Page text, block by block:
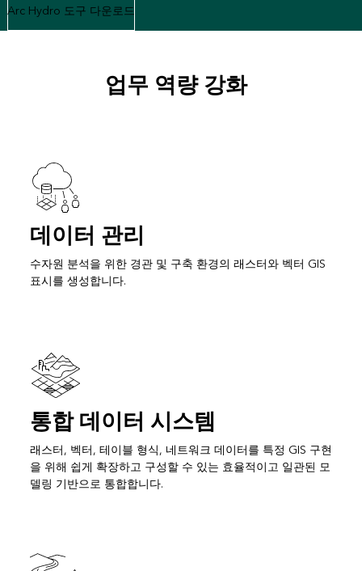
Arc Hydro 도구 다운로드
업무 역량 강화
데이터 관리
수자원 분석을 위한 경관 및 구축 환경의 래스터와 벡터 GIS
표시를 생성합니다.
통합 데이터 시스템
래스터, 벡터, 테이블 형식, 네트워크 데이터를 특정 GIS 구현
을 위해 쉽게 확장하고 구성할 수 있는 효율적이고 일관된 모
델링 기반으로 통합합니다.